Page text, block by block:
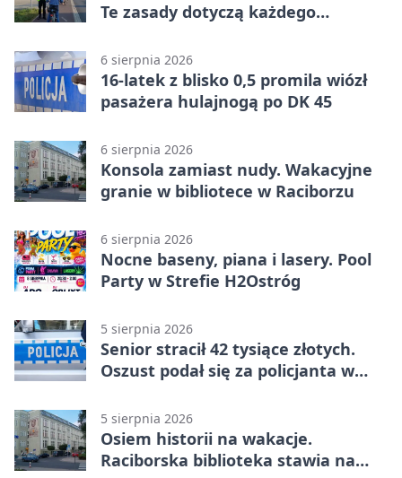
Te zasady dotyczą każdego
6 sierpnia 2026
16-latek z blisko 0,5 promila wiózł
pasażera hulajnogą po DK 45
6 sierpnia 2026
Konsola zamiast nudy. Wakacyjne
granie w bibliotece w Raciborzu
6 sierpnia 2026
Nocne baseny, piana i lasery. Pool
Party w Strefie H2Ostróg
5 sierpnia 2026
Senior stracił 42 tysiące złotych.
Oszust podał się za policjanta w
5 sierpnia 2026
Osiem historii na wakacje.
Raciborska biblioteka stawia na